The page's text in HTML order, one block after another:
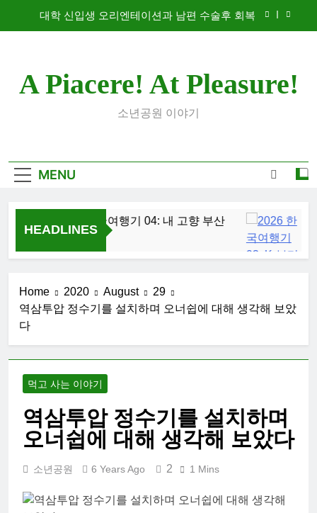
대학 신입생 오리엔테이션과 남편 수술후 회복
2026 한국여행기 04: 내 고향 부산
2026 한국여행기 03: K-뷰티를 만끽하다
2026 한국여행기 02: 82쿡 덕분에 만난 사람들
A Piacere! At Pleasure!
소년공원 이야기
MENU
HEADLINES
2026 한국여행기 04: 내 고향 부산
Home 2020 August
29
역삼투압 정수기를 설치하며 오너쉽에 대해 생각해 보았
다
먹고 사는 이야기
역삼투압 정수기를 설치하며
오너쉽에 대해 생각해 보았다
소년공원 6 Years Ago 2 1 Mins